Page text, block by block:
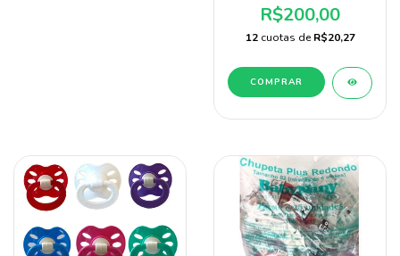
Unidades Baby Nany
R$200,00
12 cuotas deR$20,27
COMPRAR